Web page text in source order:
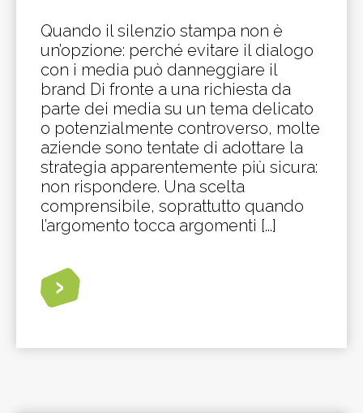
Quando il silenzio stampa non è
un’opzione: perché evitare il dialogo
con i media può danneggiare il
brand Di fronte a una richiesta da
parte dei media su un tema delicato
o potenzialmente controverso, molte
aziende sono tentate di adottare la
strategia apparentemente più sicura:
non rispondere. Una scelta
comprensibile, soprattutto quando
l’argomento tocca argomenti [...]